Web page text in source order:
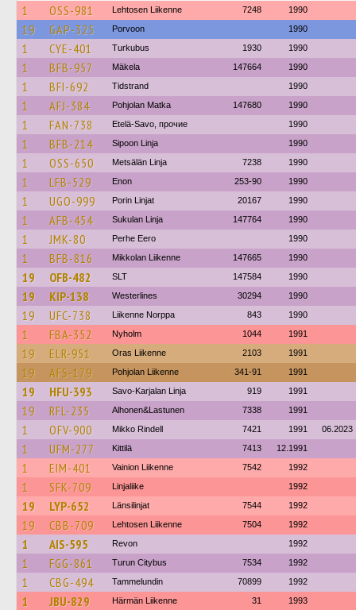
1 OSS-981 Lehtosen Liikenne 7248 1990
19 GAP-325 Porvoon 1990
1 CYE-401 Turkubus 1930 1990
1 BFB-957 Mäkela 147664 1990
1 BFI-692 Tidstrand 1990
1 AFJ-384 Pohjolan Matka 147680 1990
1 FAN-738 Etelä-Savo, прочие 1990
1 BFB-214 Sipoon Linja 1990
1 OSS-650 Metsälän Linja 7238 1990
1 LFB-529 Enon 253-90 1990
1 UGO-999 Porin Linjat 20167 1990
1 AFB-454 Sukulan Linja 147764 1990
1 JMK-80 Perhe Eero 1990
1 BFB-816 Mikkolan Liikenne 147665 1990
19 OFB-482 SLT 147584 1990
19 KIP-138 Westerlines 30294 1990
19 UFC-738 Liikenne Norppa 843 1990
1 FBA-352 Nyholm 1044 1991
19 ELR-951 Oras Liikenne 2103 1991
19 AFS-179 Pohjolan Liikenne 341-91 1991
19 HFU-393 Savo-Karjalan Linja 919 1991
19 RFL-235 Alhonen&Lastunen 7338 1991
1 OFV-900 Mikko Rindell 7421 1991 06.2023
1 UFM-277 Kittilä 7413 12.1991
1 EIM-401 Vainion Liikenne 7542 1992
1 SFK-709 Linjaliike 1992
19 LYP-652 Länsilinjat 7544 1992
19 CBB-709 Lehtosen Liikenne 7504 1992
1 AIS-595 Revon 1992
1 FGG-861 Turun Citybus 7534 1992
1 CBG-494 Tammelundin 70899 1992
1 JBU-829 Härmän Liikenne 31 1993